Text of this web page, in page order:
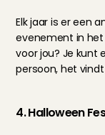
Elk jaar is er een
evenement in het
voor jou? Je kunt
persoon, het
4. Halloween